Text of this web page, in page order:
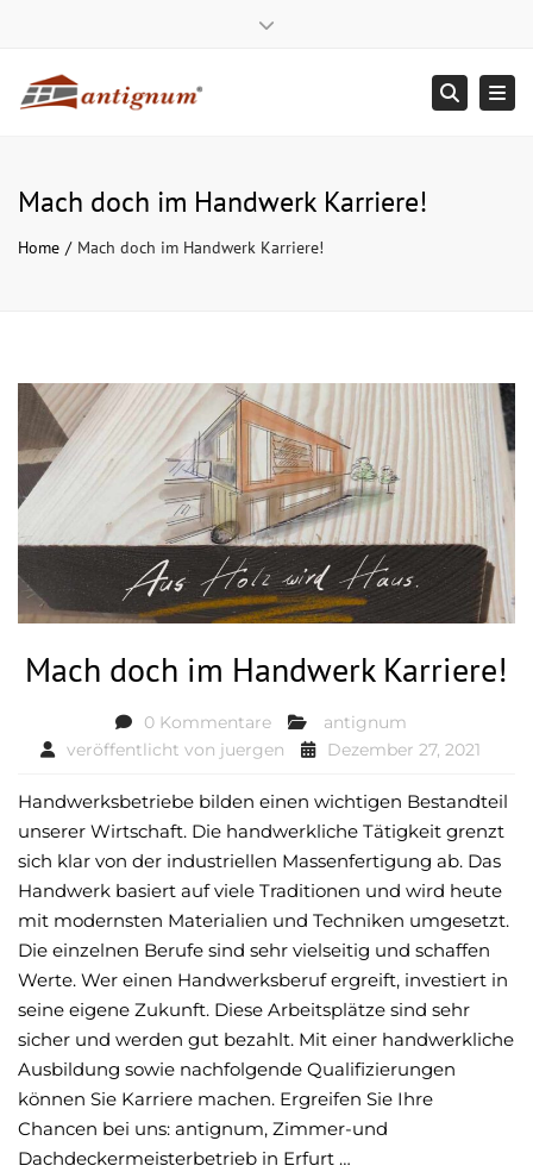
+ 49 (0) 800/22 33 115
Suche
Mach doch im Handwerk Karriere!
Home Mach doch im Handwerk Karriere!
Mach doch im Handwerk Karriere!
0 Kommentare
antignum
veröffentlicht von juergen Dezember 27, 2021
Handwerksbetriebe bilden einen wichtigen Bestandteil
unserer Wirtschaft. Die handwerkliche Tätigkeit grenzt
sich klar von der industriellen Massenfertigung ab. Das
Handwerk basiert auf viele Traditionen und wird heute
mit modernsten Materialien und Techniken umgesetzt.
Die einzelnen Berufe sind sehr vielseitig und schaffen
Werte. Wer einen Handwerksberuf ergreift, investiert in
seine eigene Zukunft. Diese Arbeitsplätze sind sehr
sicher und werden gut bezahlt. Mit einer handwerkliche
Ausbildung sowie nachfolgende Qualifizierungen
können Sie Karriere machen. Ergreifen Sie Ihre
Chancen bei uns: antignum, Zimmer-und
Dachdeckermeisterbetrieb in Erfurt …